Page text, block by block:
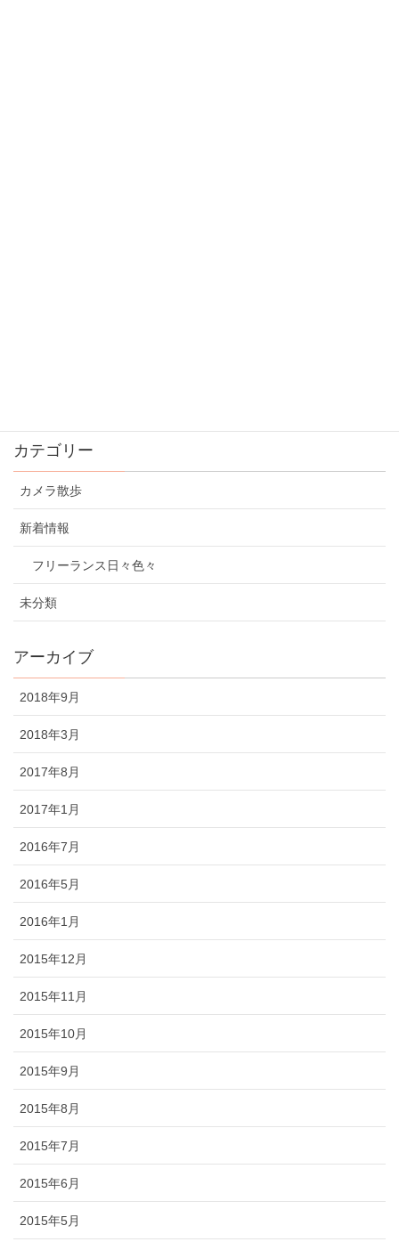
カテゴリー
カメラ散歩
新着情報
フリーランス日々色々
未分類
アーカイブ
2018年9月
2018年3月
2017年8月
2017年1月
2016年7月
2016年5月
2016年1月
2015年12月
2015年11月
2015年10月
2015年9月
2015年8月
2015年7月
2015年6月
2015年5月